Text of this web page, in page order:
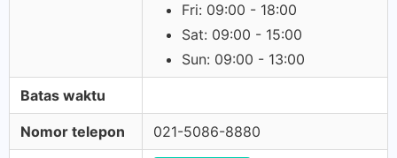
Fri: 09:00 - 18:00
Sat: 09:00 - 15:00
Sun: 09:00 - 13:00
Batas waktu
Nomor telepon 021-5086-8880